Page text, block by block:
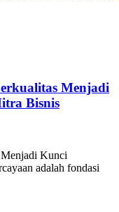
Menjadi
Bisnis
Kunci
adalah fondasi